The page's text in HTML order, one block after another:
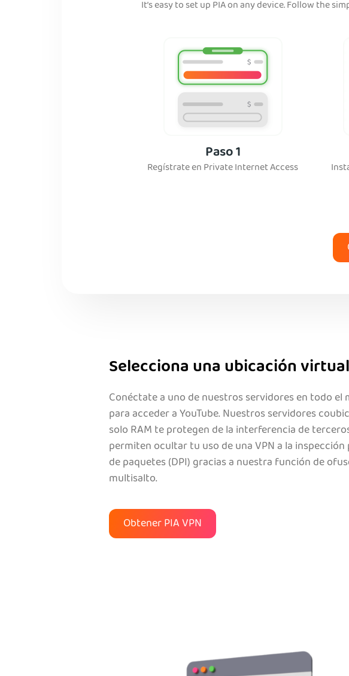
It’s easy to set up PIA on any device. Follow the
Paso 1
Regístrate en Private Internet Access
Selecciona una ubicación virtual
Conéctate a uno de nuestros servidores en todo el
para acceder a YouTube. Nuestros servidores
solo RAM te protegen de la interferencia de
permiten ocultar tu uso de una VPN a la
de paquetes (DPI) gracias a nuestra función de
multisalto.
Obtener PIA VPN